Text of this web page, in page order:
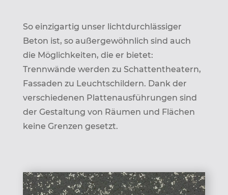
So einzigartig unser lichtdurchlässiger
Beton ist, so außergewöhnlich sind auch
die Möglichkeiten, die er bietet:
Trennwände werden zu Schattentheatern,
Fassaden zu Leuchtschildern. Dank der
verschiedenen Plattenausführungen sind
der Gestaltung von Räumen und Flächen
keine Grenzen gesetzt.